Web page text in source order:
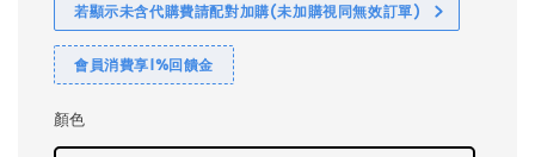
若顯示未含代購費請配對加購(未加購視同無效訂單)
會員消費享1%回饋金
顏色